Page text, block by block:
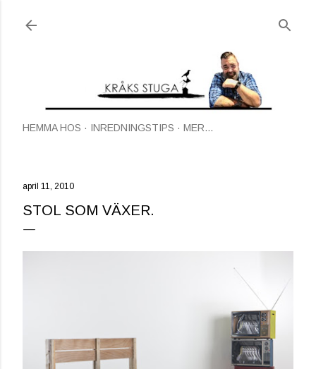
HEMMA HOS INREDNINGSTIPS MER…
april 11, 2010
STOL SOM VÄXER.